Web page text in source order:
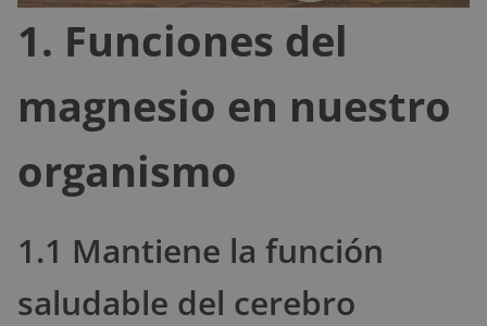
1. Funciones del
magnesio en nuestro
organismo
1.1 Mantiene la función
saludable del cerebro